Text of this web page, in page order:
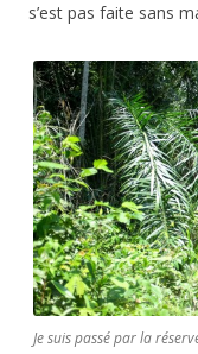
s’est pas faite sans
Je suis passé par la